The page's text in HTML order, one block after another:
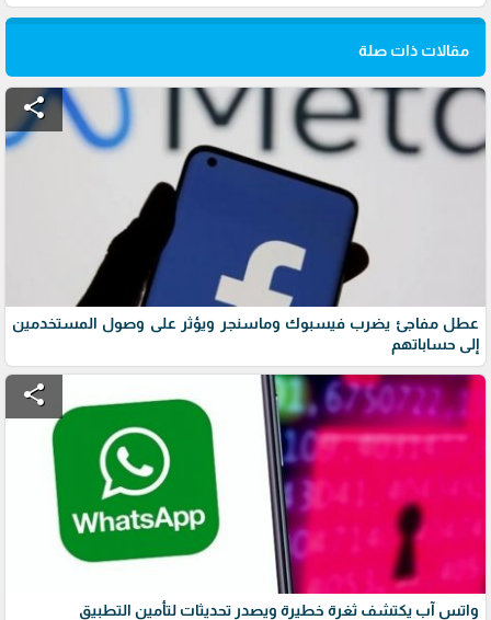
مقالات ذات صلة
share
عطل مفاجئ يضرب فيسبوك وماسنجر ويؤثر على وصول المستخدمين
إلى حساباتهم
share
واتس آب يكتشف ثغرة خطيرة ويصدر تحديثات لتأمين التطبيق